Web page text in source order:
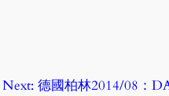
Next:德國柏林2014/08：